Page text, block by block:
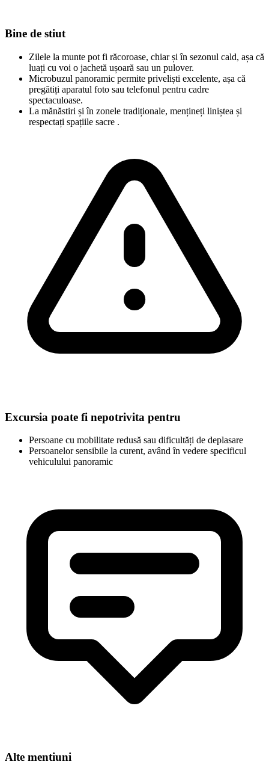
Bine de stiut
Zilele la munte pot fi răcoroase, chiar și în sezonul cald, așa că
luați cu voi o jachetă ușoară sau un pulover.
Microbuzul panoramic permite priveliști excelente, așa că
pregătiți aparatul foto sau telefonul pentru cadre
spectaculoase.
La mănăstiri și în zonele tradiționale, mențineți liniștea și
respectați spațiile sacre .
Excursia poate fi nepotrivita pentru
Persoane cu mobilitate redusă sau dificultăți de deplasare
Persoanelor sensibile la curent, având în vedere specificul
vehiculului panoramic
Alte mentiuni